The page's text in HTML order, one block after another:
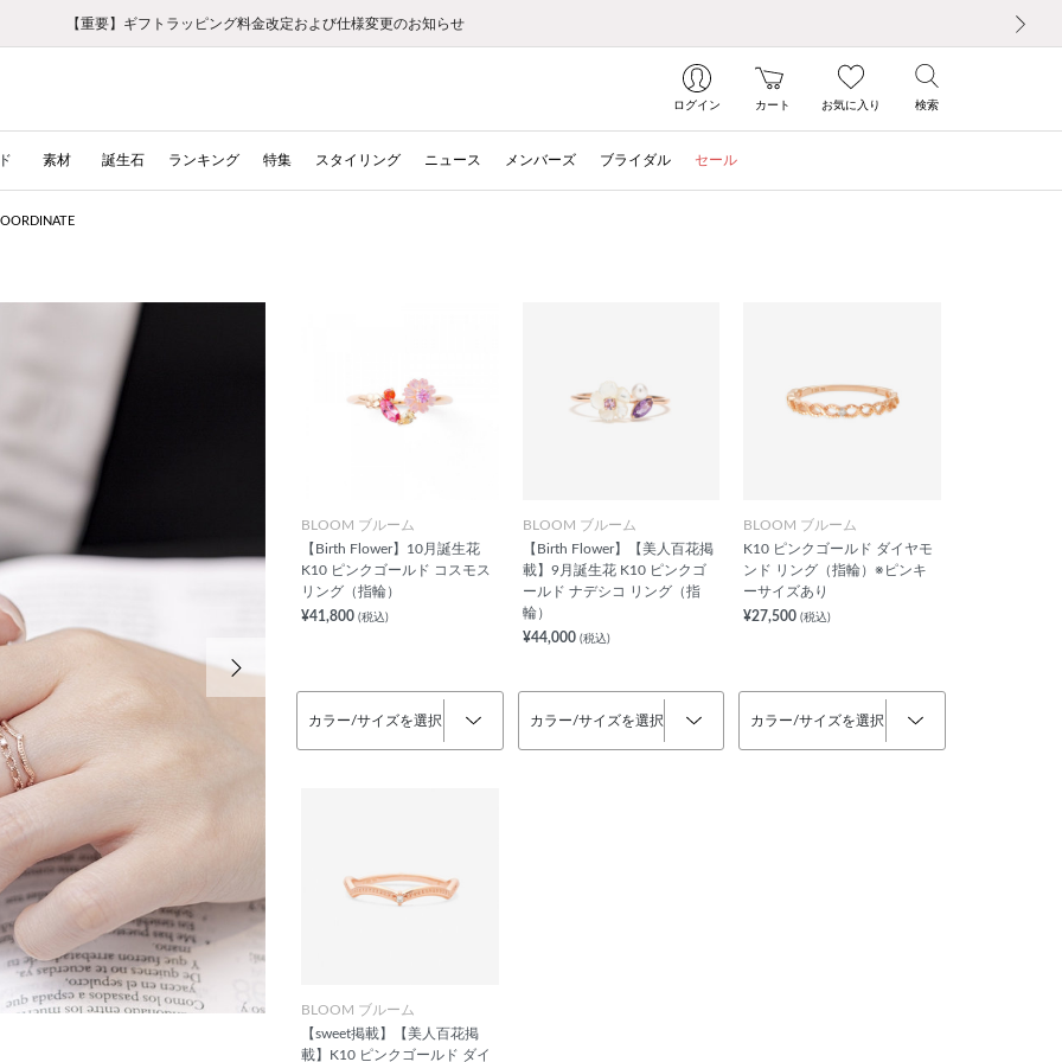
お修理・アフターサービスのご案内
【重要】令和８年熊本地震に伴う集配への影響について
【重要】ギフトラッピング料金改定および仕様変更のお知らせ
【重要】夏季休業の営業についてのご案内
税込5,500円以上で送料無料｜最短24時間以内に発送
新規会員登録で1000ポイントプレゼント！
新規LINE友だち登録で500円クーポンプレゼント
会員限定！レビュー投稿で100ポイントプレゼント
お修理・アフターサービスのご案内
【重要】令和８年熊本地震に伴う集配への影響について
ログイン カート お気に入り 検索
素材 誕生石 ランキング 特集 スタイリング ニュース メンバーズ ブライダル セール
BLOOM ブルーム
【Birth Flower】10月誕生花
K10 ピンクゴールド コスモス
リング（指輪）
¥41,800 (税込)
カラー/サイズを選択
BLOOM ブルーム
【Birth Flower】【美人百花掲
載】9月誕生花 K10 ピンクゴ
ールド ナデシコ リング（指
輪）
¥44,000 (税込)
カラー/サイズを選択
BLOOM ブルーム
K10 ピンクゴールド ダイヤモ
ンド リング（指輪）※ピンキ
ーサイズあり
¥27,500(税込)
カラー/サイズを選択
BLOOM ブルーム
【sweet掲載】【美人百花掲
載】K10 ピンクゴールド ダイ